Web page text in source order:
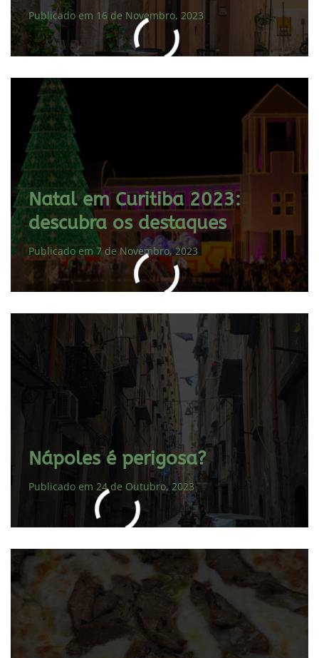
Publicado em 16 de Novembro, 2023
Natal em Curitiba 2023:
descubra os destaques
Publicado em 7 de Novembro, 2023
Nápoles é perigosa?
Publicado em 24 de Outubro, 2023